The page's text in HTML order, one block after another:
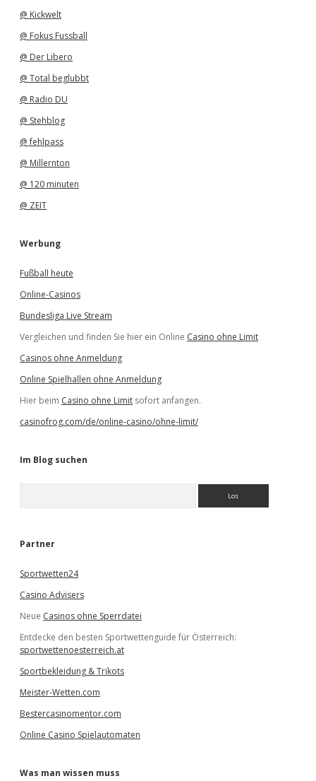
@ Kickwelt
@ Fokus Fussball
@ Der Libero
@ Total beglubbt
@ Radio DU
@ Stehblog
@ fehlpass
@ Millernton
@ 120 minuten
@ ZEIT
Werbung
Fußball heute
Online-Casinos
Bundesliga Live Stream
Vergleichen und finden Sie hier ein Online Casino ohne Limit
Casinos ohne Anmeldung
Online Spielhallen ohne Anmeldung
Hier beim Casino ohne Limit sofort anfangen.
casinofrog.com/de/online-casino/ohne-limit/
Im Blog suchen
e
Partner
Sportwetten24
Casino Advisers
Neue Casinos ohne Sperrdatei
Entdecke den besten Sportwettenguide für Österreich:
sportwettenoesterreich.at
Sportbekleidung & Trikots
Meister-Wetten.com
Bestercasinomentor.com
Online Casino Spielautomaten
Was man wissen muss